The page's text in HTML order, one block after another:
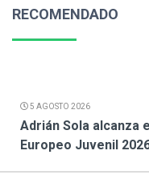
RECOMENDADO
5 AGOSTO 2026
Adrián Sola alcanza
Europeo Juvenil